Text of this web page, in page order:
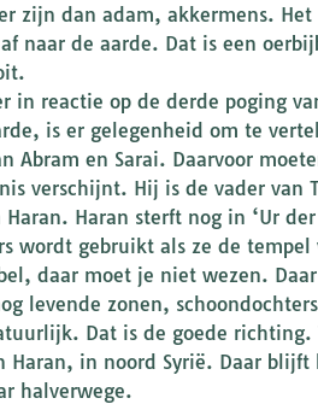
zijn dan adam, akkermens.
naar de aarde. Dat is een
in reactie op de derde poging
is er gelegenheid om te
Abram en Sarai. Daarvoor
verschijnt. Hij is de vader van
Haran. Haran sterft nog in ‘Ur
wordt gebruikt als ze de
daar moet je niet wezen.
levende zonen,
Dat is de goede
Haran, in noord Syrië. Daar
halverwege.